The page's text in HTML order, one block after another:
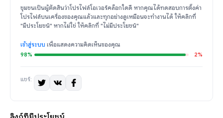
ชุมชนเป็นผู้ตัดสินว่าโปรไฟล์โอเวอร์คล็อกใดดี หากคุณได้ทดสอบการตั้งค่า
โปรไฟล์บนเครื่องของคุณแล้วและทุกอย่างดูเหมือนจะทำงานได้ ให้คลิกที่
"มีประโยชน์" หากไม่ใช่ ให้คลิกที่ "ไม่มีประโยชน์"
เข้าสู่ระบบ เพื่อแสดงความคิดเห็นของคุณ
98% 2%
แชร์: